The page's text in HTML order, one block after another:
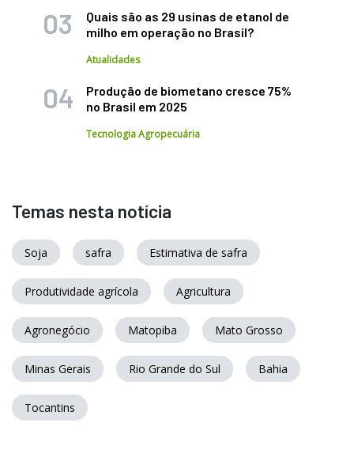
Quais são as 29 usinas de etanol de
milho em operação no Brasil?
Atualidades
Produção de biometano cresce 75%
no Brasil em 2025
Tecnologia Agropecuária
Temas nesta notícia
Soja safra Estimativa de safra
Produtividade agrícola Agricultura
Agronegócio Matopiba Mato Grosso
Minas Gerais Rio Grande do Sul Bahia
Tocantins